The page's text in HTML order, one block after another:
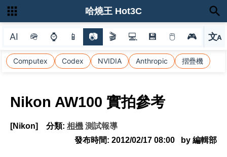
AI 🪖 ⌚ 📱 📷 🎬 💻 💾 🖱 🎮 文A
選
Computex Codex NVIDIA Anthropic 摺疊機
哈燒王 Hot3C
Nikon AW100 實拍參考
[Nikon] 分類: 相機 測試報導
發布時間: 2012/02/17 08:00 by 編輯部